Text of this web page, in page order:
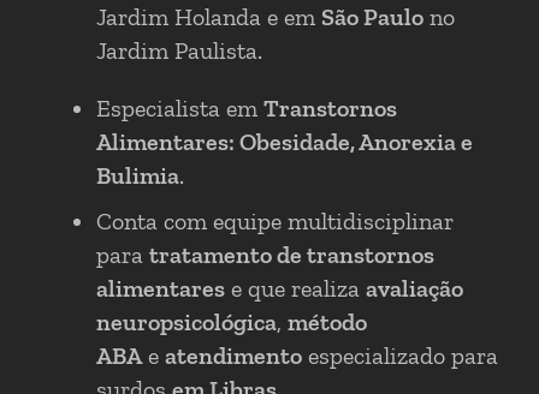
Jardim Holanda e em São Paulo no
Jardim Paulista.
Especialista em Transtornos
Alimentares: Obesidade, Anorexia e
Bulimia.
Conta com equipe multidisciplinar
para tratamento de transtornos
alimentares e que realiza avaliação
neuropsicológica, método
ABAe atendimento especializado para